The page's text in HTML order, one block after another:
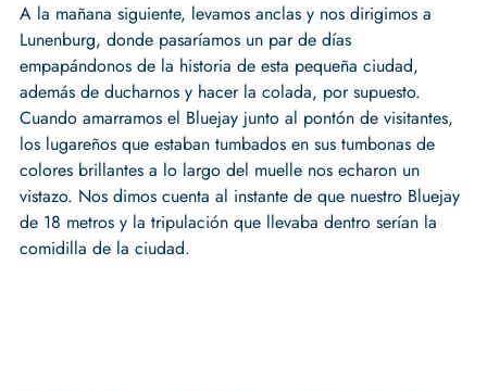
A la mañana siguiente, levamos anclas y nos dirigimos a
Lunenburg, donde pasaríamos un par de días
empapándonos de la historia de esta pequeña ciudad,
además de ducharnos y hacer la colada, por supuesto.
Cuando amarramos el Bluejay junto al pontón de visitantes,
los lugareños que estaban tumbados en sus tumbonas de
colores brillantes a lo largo del muelle nos echaron un
vistazo. Nos dimos cuenta al instante de que nuestro Bluejay
de 18 metros y la tripulación que llevaba dentro serían la
comidilla de la ciudad.